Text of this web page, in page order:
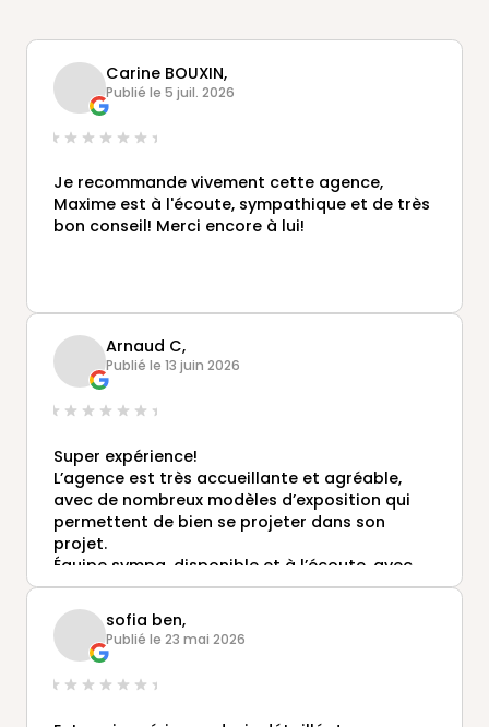
Carine BOUXIN,
Publié le 5 juil. 2026
Je recommande vivement cette agence,
Maxime est à l'écoute, sympathique et de très
bon conseil! Merci encore à lui!
Arnaud C,
Publié le 13 juin 2026
Super expérience!
L’agence est très accueillante et agréable,
avec de nombreux modèles d’exposition qui
permettent de bien se projeter dans son
projet.
Équipe sympa, disponible et à l’écoute, avec
de très bons conseils!
sofia ben,
Publié le 23 mai 2026